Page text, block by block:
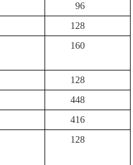
96
128
160
128
448
416
128